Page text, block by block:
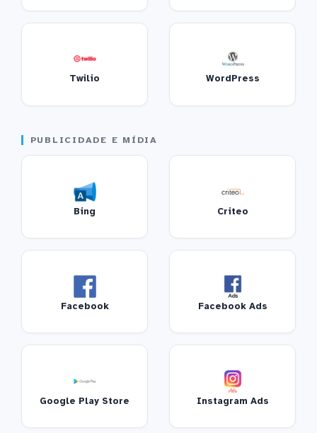
Twilio WordPress
PUBLICIDADE E MÍDIA
Bing Criteo
Facebook Facebook Ads
Google Play Store Instagram Ads